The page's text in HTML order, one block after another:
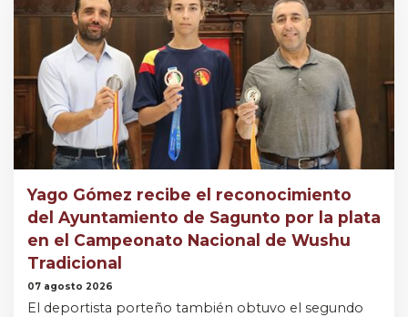
Yago Gómez recibe el reconocimiento
del Ayuntamiento de Sagunto por la plata
en el Campeonato Nacional de Wushu
Tradicional
07 agosto 2026
El deportista porteño también obtuvo el segundo